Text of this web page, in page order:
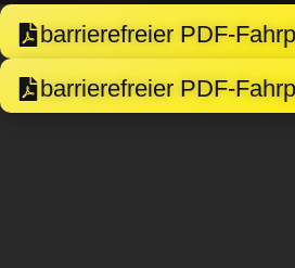
barrierefreier PDF-
barrierefreier PDF-